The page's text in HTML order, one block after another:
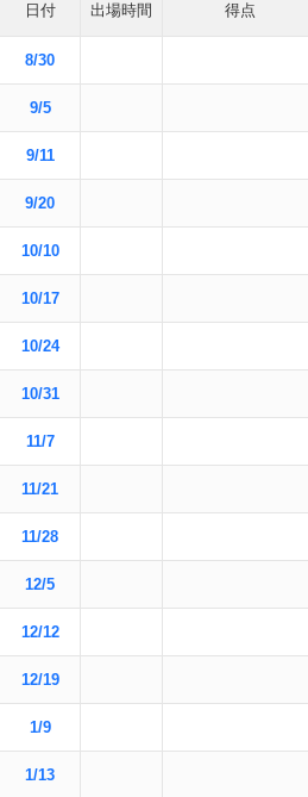
日付 出場時間 得点
8/30
9/5
9/11
9/20
10/10
10/17
10/24
10/31
11/7
11/21
11/28
12/5
12/12
12/19
1/9
1/13